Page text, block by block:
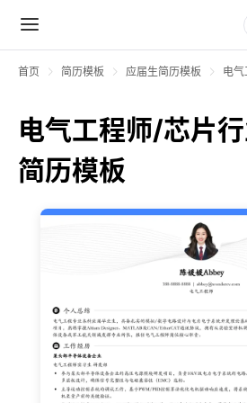
首页 简历模板 应届生简历模板 电
电气工程师/芯片
简历模板